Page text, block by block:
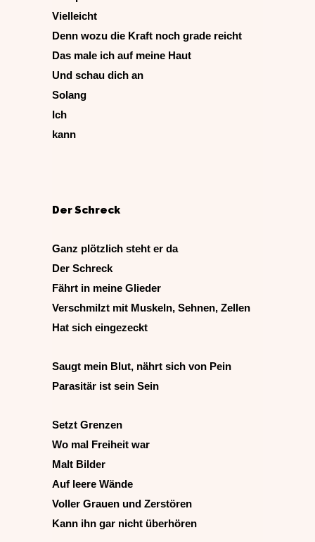
Vielleicht
Denn wozu die Kraft noch grade reicht
Das male ich auf meine Haut
Und schau dich an
Solang
Ich
kann
Der Schreck
Ganz plötzlich steht er da
Der Schreck
Fährt in meine Glieder
Verschmilzt mit Muskeln, Sehnen, Zellen
Hat sich eingezeckt
Saugt mein Blut, nährt sich von Pein
Parasitär ist sein Sein
Setzt Grenzen
Wo mal Freiheit war
Malt Bilder
Auf leere Wände
Voller Grauen und Zerstören
Kann ihn gar nicht überhören